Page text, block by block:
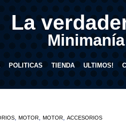
La
POLITICAS TIENDA ULTIMOS!
, MOTOR, MOTOR, ACCESORIOS